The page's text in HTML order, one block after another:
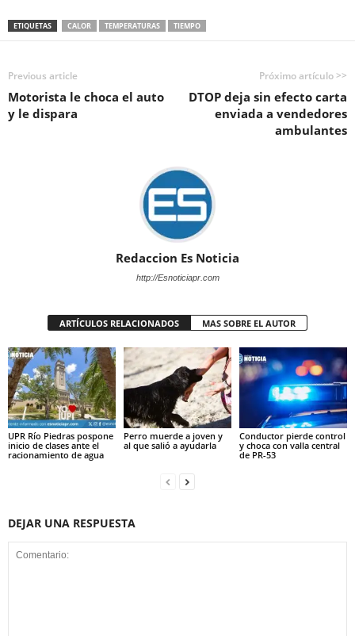
ETIQUETAS CALOR TEMPERATURAS TIEMPO
Previous article
Motorista le choca el auto
y le dispara
Próximo artículo >>
DTOP deja sin efecto carta
enviada a vendedores
ambulantes
Redaccion Es Noticia
http://Esnoticiapr.com
ARTÍCULOS RELACIONADOS MAS SOBRE EL AUTOR
UPR Río Piedras pospone
inicio de clases ante el
racionamiento de agua
Perro muerde a joven y
al que salió a ayudarla
Conductor pierde control
y choca con valla central
de PR-53
DEJAR UNA RESPUESTA